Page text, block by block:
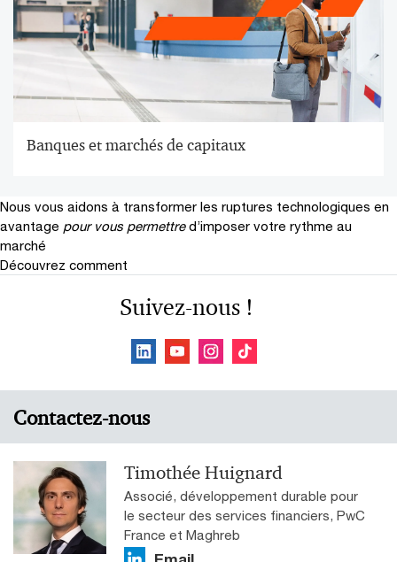
Banques et marchés de capitaux
Nous vous aidons à transformer les ruptures technologiques en
avantage pour vous permettre d’imposer votre rythme au
marché
Découvrez comment
Suivez-nous !
Contactez-nous
Timothée Huignard
Associé, développement durable pour
le secteur des services financiers, PwC
France et Maghreb